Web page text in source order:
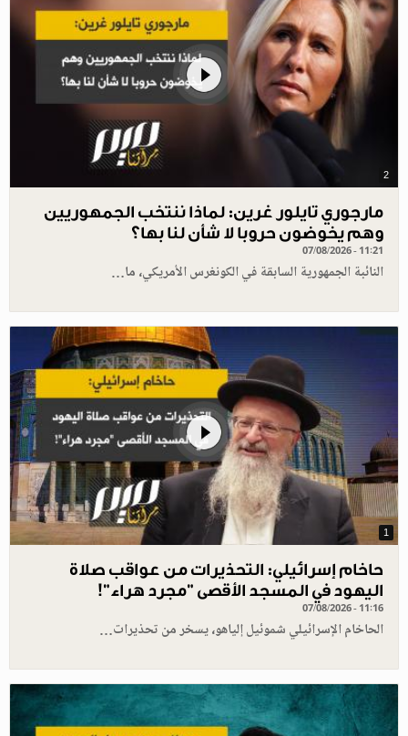
2
مارجوري تايلور غرين: لماذا ننتخب الجمهوريين
وهم يخوضون حروبا لا شأن لنا بها؟
07/08/2026 - 11:21
النائبة الجمهورية السابقة في الكونغرس الأمريكي، ما…
1
حاخام إسرائيلي: التحذيرات من عواقب صلاة
اليهود في المسجد الأقصى "مجرد هراء"!
07/08/2026 - 11:16
الحاخام الإسرائيلي شموئيل إلياهو، يسخر من تحذيرات…